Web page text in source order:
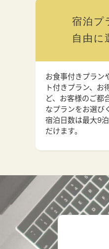
宿泊プ
自由に
お食事付きプラン
ト付きプラン、お
ど、お客様のご都
なプランをお選び
宿泊日数は最大9
だけます。